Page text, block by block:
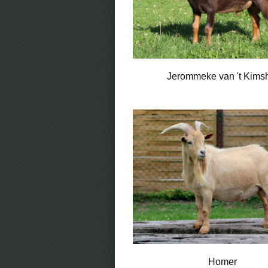
Jerommeke van 't
Homer